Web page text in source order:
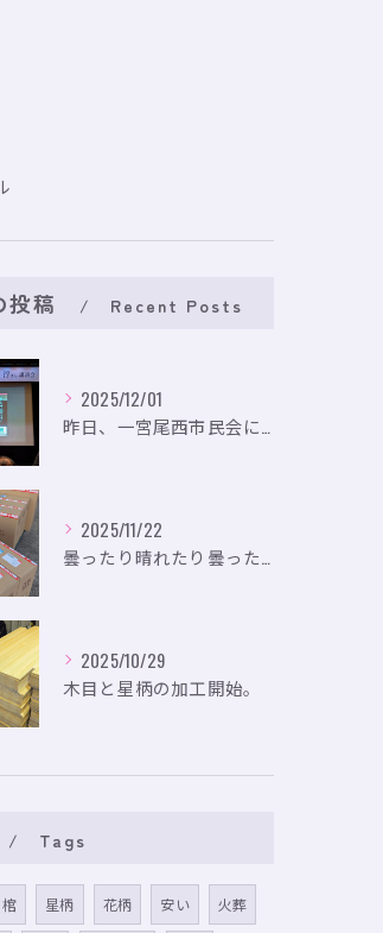
投稿 Recent Posts
2025/12/01
昨日、一宮尾西市民会にて、のいり主催のイベントにお出かけして...
2025/11/22
曇ったり晴れたり曇ったり。
2025/10/29
木目と星柄の加工開始。
Tags
棺 星柄 花柄 安い 火葬